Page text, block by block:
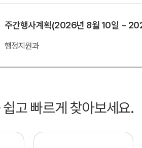
주간행사계획(2026년 8월 10일 ~
행정지원과
쉽고 빠르게 찾아보세요.